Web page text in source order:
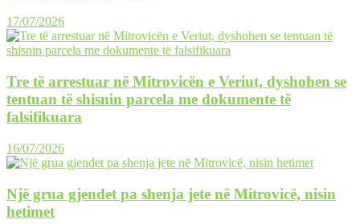
17/07/2026
Tre të arrestuar në Mitrovicën e Veriut, dyshohen se
tentuan të shisnin parcela me dokumente të
falsifikuara
16/07/2026
Një grua gjendet pa shenja jete në Mitrovicë, nisin
hetimet